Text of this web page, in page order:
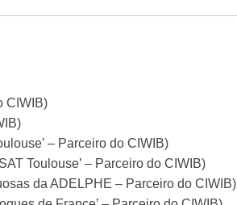
CIWIB)
– Parceiro do CIWIB)
Toulouse’ – Parceiro do CIWIB)
da ADELPHE – Parceiro do CIWIB)